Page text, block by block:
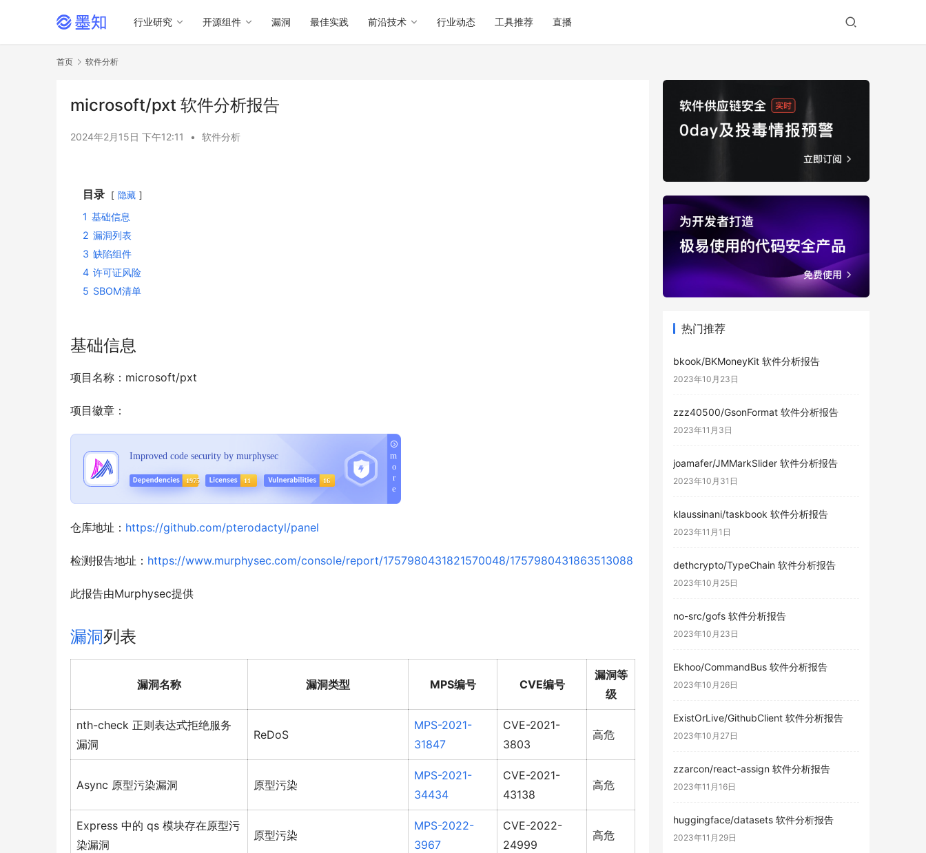
行业研究 开源组件 漏洞 最佳实践 前沿技术 行业动态 工具推荐 直播
首页 软件分析
microsoft/pxt 软件分析报告
2024年2月15日 下午12:11 • 软件分析
目录 隐藏
1 基础信息
2 漏洞列表
3 缺陷组件
4 许可证风险
5 SBOM清单
基础信息
项目名称：microsoft/pxt
项目徽章：
仓库地址： https://github.com/pterodactyl/panel
检测报告地址： https://www.murphysec.com/console/report/1757980431821570048/1757980431863513088
此报告由Murphysec提供
漏洞列表
漏洞名称 漏洞类型 MPS编号 CVE编号
漏洞等
级
nth-check 正则表达式拒绝服务
漏洞
ReDoS
MPS-2021-
31847
CVE-2021-
3803
高危
Async 原型污染漏洞 原型污染
MPS-2021-
34434
CVE-2021-
43138
高危
Express 中的 qs 模块存在原型污
染漏洞
原型污染
MPS-2022-
3967
CVE-2022-
24999
高危
热门推荐
bkook/BKMoneyKit 软件分析报告
2023年10月23日
zzz40500/GsonFormat 软件分析报告
2023年11月3日
joamafer/JMMarkSlider 软件分析报告
2023年10月31日
klaussinani/taskbook 软件分析报告
2023年11月1日
dethcrypto/TypeChain 软件分析报告
2023年10月25日
no-src/gofs 软件分析报告
2023年10月23日
Ekhoo/CommandBus 软件分析报告
2023年10月26日
ExistOrLive/GithubClient 软件分析报告
2023年10月27日
zzarcon/react-assign 软件分析报告
2023年11月16日
huggingface/datasets 软件分析报告
2023年11月29日